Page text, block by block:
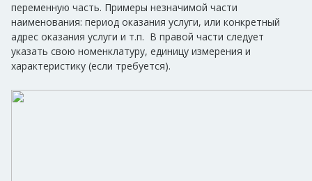
переменную часть. Примеры незначимой части
наименования: период оказания услуги, или конкретный
адрес оказания услуги и т.п. В правой части следует
указать свою номенклатуру, единицу измерения и
характеристику (если требуется).